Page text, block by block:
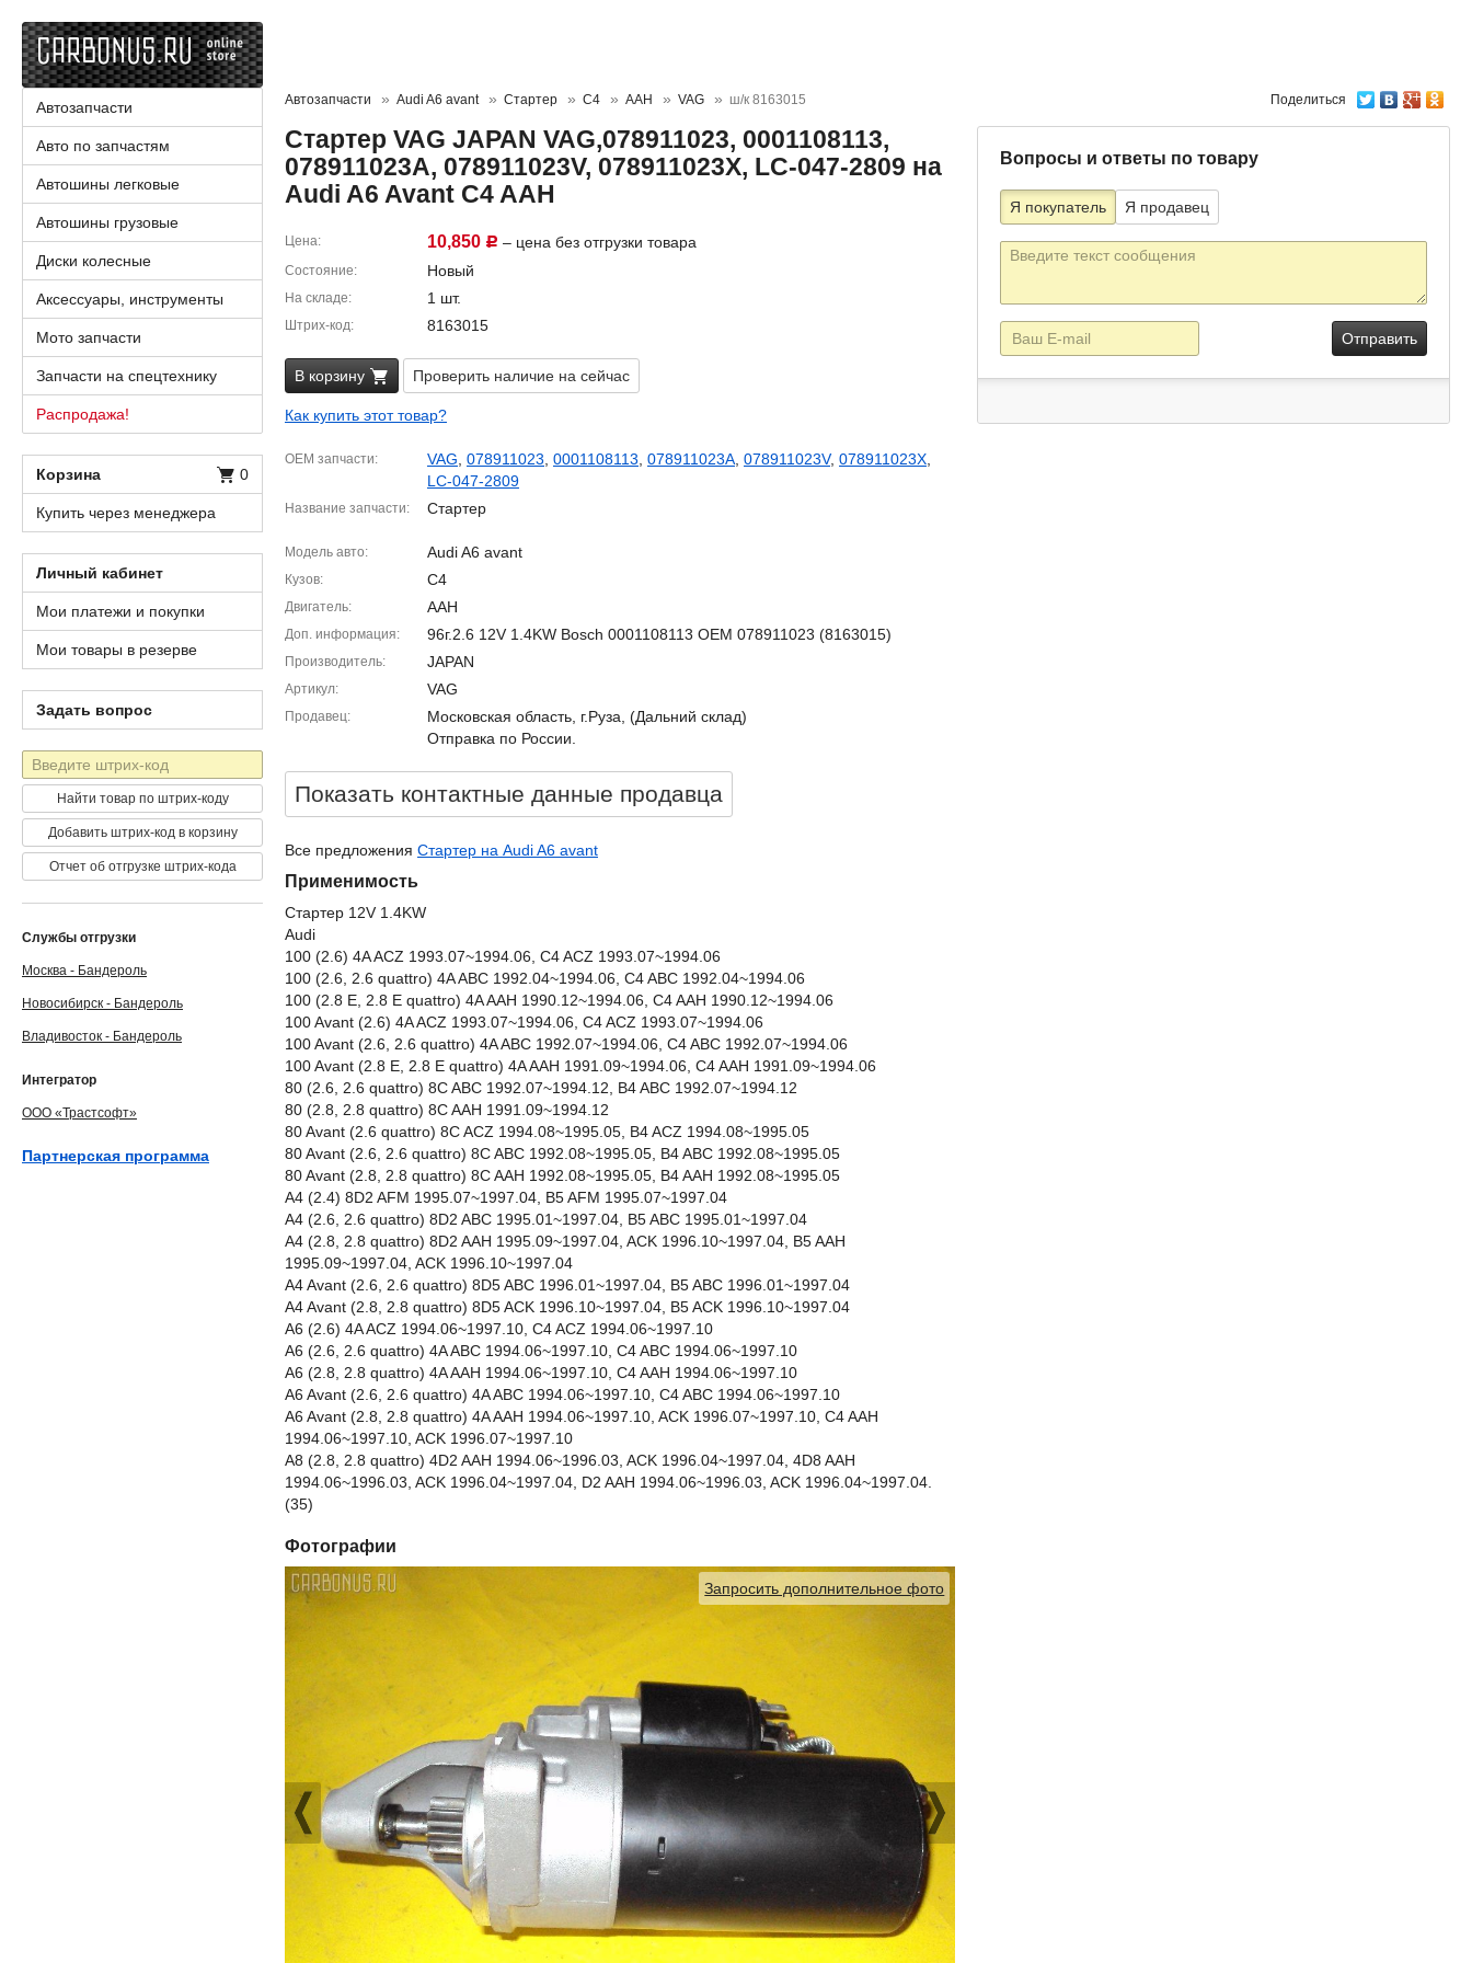
Поделиться
Автозапчасти Audi A6 avant Стартер C4 AAH VAG ш/к 8163015
Стартер VAG JAPAN VAG,078911023, 0001108113,
078911023A, 078911023V, 078911023X, LC-047-2809 на
Audi A6 Avant C4 AAH
Цена 10,850 Р – цена без отгрузки товара
Состояние Новый
На складе 1 шт.
Штрих-код 8163015
В корзину Проверить наличие на сейчас
Как купить этот товар?
OEM запчасти VAG 078911023 0001108113 078911023A 078911023V, 078911023X
LC-047-2809
Название запчасти Стартер
Модель авто Audi A6 avant
Кузов C4
Двигатель AAH
Доп. информация 96г.2.6 12V 1.4KW Bosch 0001108113 OEM 078911023 (8163015)
Производитель JAPAN
Артикул VAG
Продавец
Московская область, г.Руза, (Дальний склад)
Отправка по России.
Показать контактные данные продавцa
Все предложения Стартер на Audi A6 avant
Применимость
Стартер 12V 1.4KW
Audi
100 (2.6) 4A ACZ 1993.07~1994.06, C4 ACZ 1993.07~1994.06
100 (2.6, 2.6 quattro) 4A ABC 1992.04~1994.06, C4 ABC 1992.04~1994.06
100 (2.8 E, 2.8 E quattro) 4A AAH 1990.12~1994.06, C4 AAH 1990.12~1994.06
100 Avant (2.6) 4A ACZ 1993.07~1994.06, C4 ACZ 1993.07~1994.06
100 Avant (2.6, 2.6 quattro) 4A ABC 1992.07~1994.06, C4 ABC 1992.07~1994.06
100 Avant (2.8 E, 2.8 E quattro) 4A AAH 1991.09~1994.06, C4 AAH 1991.09~1994.06
80 (2.6, 2.6 quattro) 8C ABC 1992.07~1994.12, B4 ABC 1992.07~1994.12
80 (2.8, 2.8 quattro) 8C AAH 1991.09~1994.12
80 Avant (2.6 quattro) 8C ACZ 1994.08~1995.05, B4 ACZ 1994.08~1995.05
80 Avant (2.6, 2.6 quattro) 8C ABC 1992.08~1995.05, B4 ABC 1992.08~1995.05
80 Avant (2.8, 2.8 quattro) 8C AAH 1992.08~1995.05, B4 AAH 1992.08~1995.05
A4 (2.4) 8D2 AFM 1995.07~1997.04, B5 AFM 1995.07~1997.04
A4 (2.6, 2.6 quattro) 8D2 ABC 1995.01~1997.04, B5 ABC 1995.01~1997.04
A4 (2.8, 2.8 quattro) 8D2 AAH 1995.09~1997.04, ACK 1996.10~1997.04, B5 AAH
1995.09~1997.04, ACK 1996.10~1997.04
A4 Avant (2.6, 2.6 quattro) 8D5 ABC 1996.01~1997.04, B5 ABC 1996.01~1997.04
A4 Avant (2.8, 2.8 quattro) 8D5 ACK 1996.10~1997.04, B5 ACK 1996.10~1997.04
A6 (2.6) 4A ACZ 1994.06~1997.10, C4 ACZ 1994.06~1997.10
A6 (2.6, 2.6 quattro) 4A ABC 1994.06~1997.10, C4 ABC 1994.06~1997.10
A6 (2.8, 2.8 quattro) 4A AAH 1994.06~1997.10, C4 AAH 1994.06~1997.10
A6 Avant (2.6, 2.6 quattro) 4A ABC 1994.06~1997.10, C4 ABC 1994.06~1997.10
A6 Avant (2.8, 2.8 quattro) 4A AAH 1994.06~1997.10, ACK 1996.07~1997.10, C4 AAH
1994.06~1997.10, ACK 1996.07~1997.10
A8 (2.8, 2.8 quattro) 4D2 AAH 1994.06~1996.03, ACK 1996.04~1997.04, 4D8 AAH
1994.06~1996.03, ACK 1996.04~1997.04, D2 AAH 1994.06~1996.03, ACK 1996.04~1997.04.
(35)
Фотографии
Запросить дополнительное фото
Вопросы и ответы по товару
Я покупатель Я продавец
Текст
E-
mail
Автозапчасти
Авто по запчастям
Автошины легковые
Автошины грузовые
Диски колесные
Аксессуары, инструменты
Мото запчасти
Запчасти на спецтехнику
Распродажа!
Корзина 0
Купить через менеджера
Личный кабинет
Мои платежи и покупки
Мои товары в резерве
Задать вопрос
Штрих-
код
Найти товар по штрих-коду
Добавить штрих-код в корзину
Отчет об отгрузке штрих-кода
Службы отгрузки
Москва - Бандероль
Новосибирск - Бандероль
Владивосток - Бандероль
Интегратор
ООО «Трастсофт»
Партнерская программа